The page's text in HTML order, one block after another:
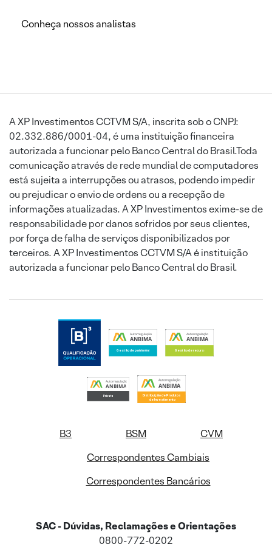
Conheça nossos analistas
A XP Investimentos CCTVM S/A, inscrita sob o CNPJ:
02.332.886/0001-04, é uma instituição financeira
autorizada a funcionar pelo Banco Central do Brasil.Toda
comunicação através de rede mundial de computadores
está sujeita a interrupções ou atrasos, podendo impedir
ou prejudicar o envio de ordens ou a recepção de
informações atualizadas. A XP Investimentos exime-se de
responsabilidade por danos sofridos por seus clientes,
por força de falha de serviços disponibilizados por
terceiros. A XP Investimentos CCTVM S/A é instituição
autorizada a funcionar pelo Banco Central do Brasil.
B3 BSM
CVM
Correspondentes Cambiais
Correspondentes Bancários
SAC - Dúvidas, Reclamações e Orientações
0800-772-0202